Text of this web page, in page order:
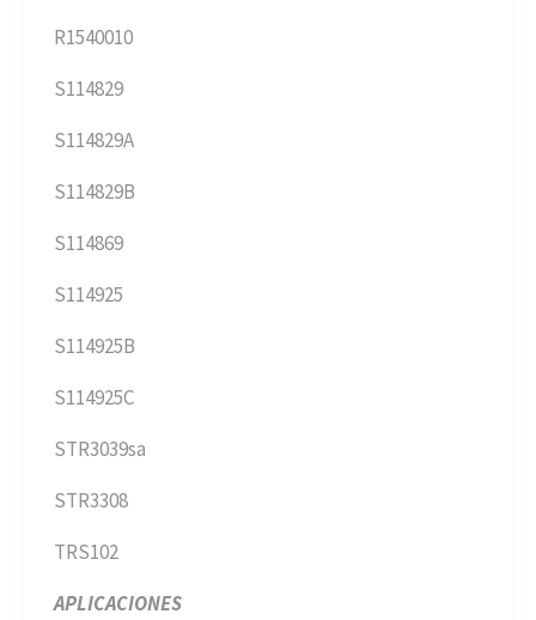
R1540010
S114829
S114829A
S114829B
S114869
S114925
S114925B
S114925C
STR3039sa
STR3308
TRS102
APLICACIONES